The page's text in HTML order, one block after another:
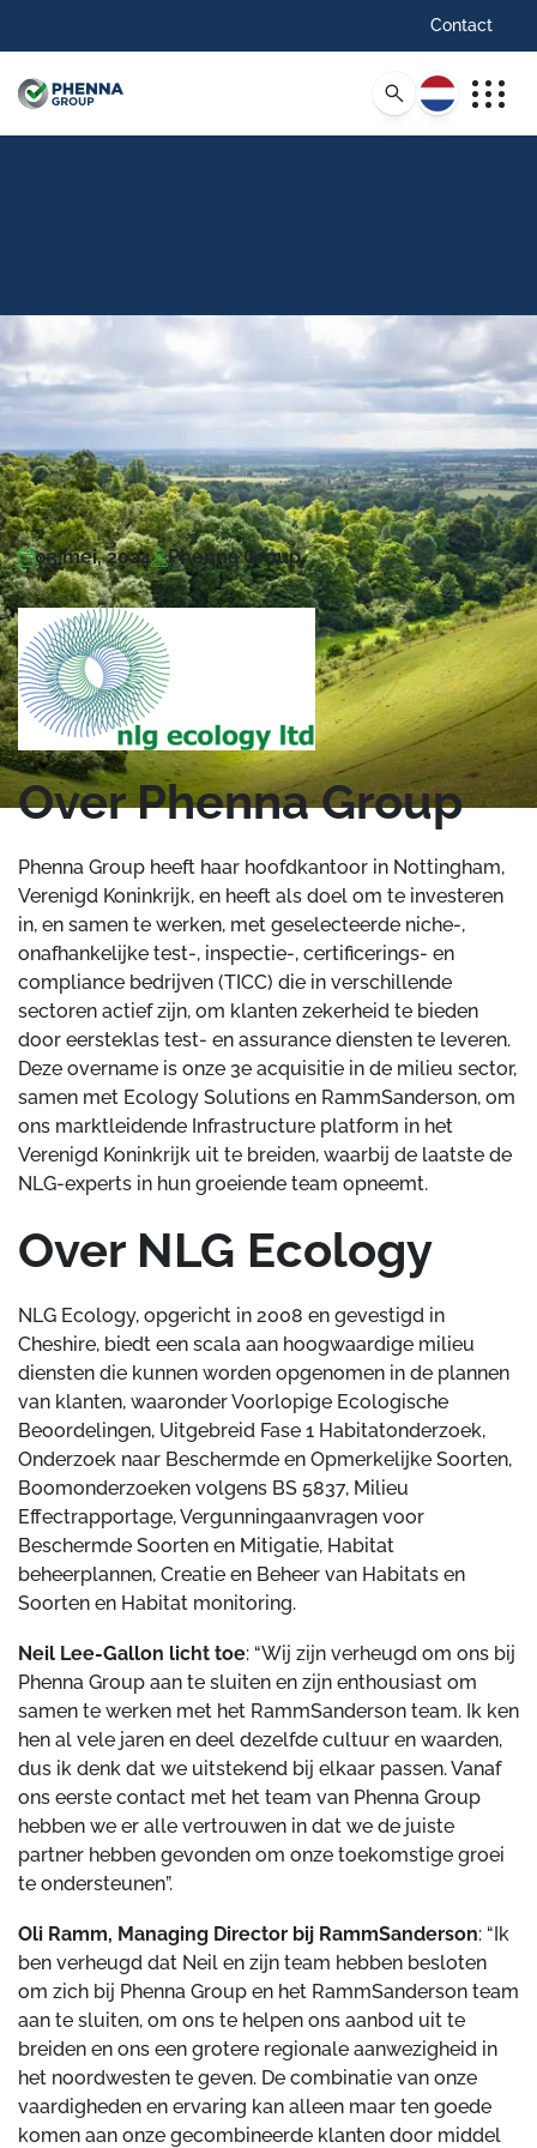
Contact
Nederlands
03 mei, 2024 Phenna Group
Over Phenna Group
Phenna Group heeft haar hoofdkantoor in Nottingham,
Verenigd Koninkrijk, en heeft als doel om te investeren
in, en samen te werken, met geselecteerde niche-,
onafhankelijke test-, inspectie-, certificerings- en
compliance bedrijven (TICC) die in verschillende
sectoren actief zijn, om klanten zekerheid te bieden
door eersteklas test- en assurance diensten te leveren.
Deze overname is onze 3e acquisitie in de milieu sector,
samen met Ecology Solutions en RammSanderson, om
ons marktleidende Infrastructure platform in het
Verenigd Koninkrijk uit te breiden, waarbij de laatste de
NLG-experts in hun groeiende team opneemt.
Over NLG Ecology
NLG Ecology, opgericht in 2008 en gevestigd in
Cheshire, biedt een scala aan hoogwaardige milieu
diensten die kunnen worden opgenomen in de plannen
van klanten, waaronder Voorlopige Ecologische
Beoordelingen, Uitgebreid Fase 1 Habitatonderzoek,
Onderzoek naar Beschermde en Opmerkelijke Soorten,
Boomonderzoeken volgens BS 5837, Milieu
Effectrapportage, Vergunningaanvragen voor
Beschermde Soorten en Mitigatie, Habitat
beheerplannen, Creatie en Beheer van Habitats en
Soorten en Habitat monitoring.
Neil Lee-Gallon licht toe: “Wij zijn verheugd om ons bij
Phenna Group aan te sluiten en zijn enthousiast om
samen te werken met het RammSanderson team. Ik ken
hen al vele jaren en deel dezelfde cultuur en waarden,
dus ik denk dat we uitstekend bij elkaar passen. Vanaf
ons eerste contact met het team van Phenna Group
hebben we er alle vertrouwen in dat we de juiste
partner hebben gevonden om onze toekomstige groei
te ondersteunen”.
Oli Ramm, Managing Director bij RammSanderson: “Ik
ben verheugd dat Neil en zijn team hebben besloten
om zich bij Phenna Group en het RammSanderson team
aan te sluiten, om ons te helpen ons aanbod uit te
breiden en ons een grotere regionale aanwezigheid in
het noordwesten te geven. De combinatie van onze
vaardigheden en ervaring kan alleen maar ten goede
komen aan onze gecombineerde klanten door middel